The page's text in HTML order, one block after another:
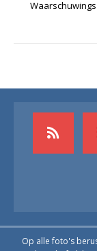
Op alle foto's